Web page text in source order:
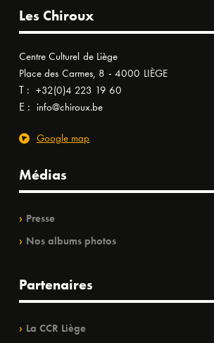
Les Chiroux
Centre Culturel de Liège
Place des Carmes, 8 - 4000 LIÈGE
T : +32(0)4 223 19 60
E : info@chiroux.be
Google map
Médias
Presse
Nos albums photos
Partenaires
La CCR Liège